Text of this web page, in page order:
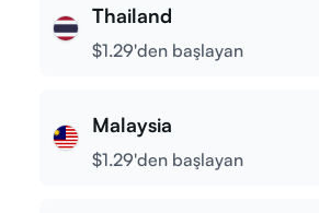
Thailand
$1.29'den başlayan
Malaysia
$1.29'den başlayan